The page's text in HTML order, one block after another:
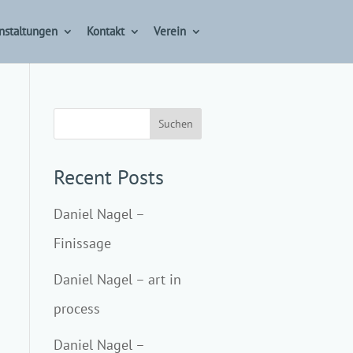
Kontakt Verein
Suchen
Recent Posts
Daniel Nagel –
Finissage
Daniel Nagel – art in
process
Daniel Nagel –